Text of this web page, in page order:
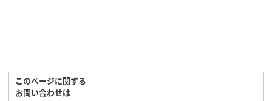
このページに関する
お問い合わせは